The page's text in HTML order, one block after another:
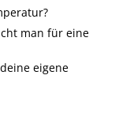
man für eine
eigene